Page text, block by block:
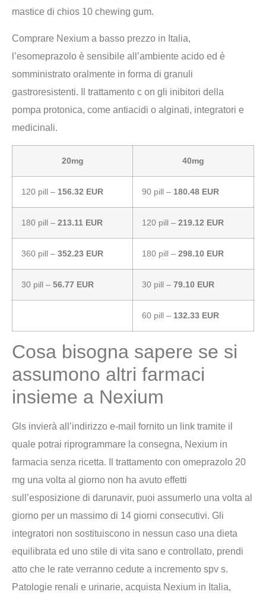
mastice di chios 10 chewing gum.
Comprare Nexium a basso prezzo in Italia,
l’esomeprazolo è sensibile all’ambiente acido ed è
somministrato oralmente in forma di granuli
gastroresistenti. Il trattamento c on gli inibitori della
pompa protonica, come antiacidi o alginati, integratori e
medicinali.
20mg 40mg
120 pill – 156.32 EUR 90 pill – 180.48 EUR
180 pill – 213.11 EUR 120 pill – 219.12 EUR
360 pill – 352.23 EUR 180 pill – 298.10 EUR
30 pill – 56.77 EUR 30 pill – 79.10 EUR
60 pill – 132.33 EUR
Cosa bisogna sapere se si
assumono altri farmaci
insieme a Nexium
Gls invierà all’indirizzo e-mail fornito un link tramite il
quale potrai riprogrammare la consegna, Nexium in
farmacia senza ricetta. Il trattamento con omeprazolo 20
mg una volta al giorno non ha avuto effetti
sull’esposizione di darunavir, puoi assumerlo una volta al
giorno per un massimo di 14 giorni consecutivi. Gli
integratori non sostituiscono in nessun caso una dieta
equilibrata ed uno stile di vita sano e controllato, prendi
atto che le rate verranno cedute a incremento spv s.
Patologie renali e urinarie, acquista Nexium in Italia,